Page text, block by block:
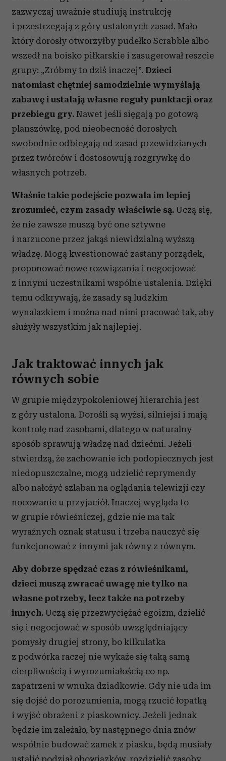
zazwyczaj uważnie studiują instrukcję
i przestrzegają z góry ustalonych zasad. Mało
który dorosły otworzyłby pudełko Scrabble albo
wszedł na boisko piłkarskie i zasugerował reszcie
grupy: „Zróbmy to dziś inaczej”. Dzieci
natomiast chętniej samodzielnie wymyślają
zabawę i ustalają własne reguły punktacji oraz
przebiegu gry. Nawet jeśli sięgają po gotową
planszówkę, pod nieobecność dorosłych
swobodnie odbiegają od zasad przewidzianych
przez twórców i dostosowują rozgrywkę do
własnych potrzeb.
Właśnie takie podejście pozwala im lepiej
zrozumieć, czym zasady właściwie są. Uczą się,
że nie zawsze muszą być one sztywne
i narzucone przez jakąś niewidzialną wyższą
władzę. Mogą kwestionować zastany porządek,
proponować nowe rozwiązania i negocjować
z innymi uczestnikami wspólne ustalenia. Dzięki
temu odkrywają, że zasady są ludzkim
wynalazkiem i można nad nimi pracować tak, aby
służyły wszystkim jak najlepiej.
Jak traktować innych jak
równych sobie
W grupie międzypokoleniowej hierarchia jest
z góry ustalona. Dorośli są wyżsi, silniejsi i mają
kontrolę nad zasobami, dlatego w naturalny
sposób sprawują władzę nad dziećmi. Jeżeli
stwierdzą, że zachowanie ich podopiecznych jest
niedopuszczalne, mogą udzielić reprymendy
albo nałożyć szlaban na oglądania telewizji czy
nocowanie u przyjaciół. Inaczej wygląda to
w grupie rówieśniczej, gdzie nie ma tak
wyraźnych oznak statusu i trzeba nauczyć się
funkcjonować z innymi jak równy z równym.
Aby dobrze spędzać czas z rówieśnikami,
dzieci muszą zwracać uwagę nie tylko na
własne potrzeby, lecz także na potrzeby
innych. Uczą się przezwyciężać egoizm, dzielić
się i negocjować w sposób uwzględniający
pomysły drugiej strony, bo kilkulatka
z podwórka raczej nie wykaże się taką samą
cierpliwością i wyrozumiałością co np.
zapatrzeni w wnuka dziadkowie. Gdy nie uda im
się dojść do porozumienia, mogą rzucić łopatką
i wyjść obrażeni z piaskownicy. Jeżeli jednak
będzie im zależało, by następnego dnia znów
wspólnie budować zamek z piasku, będą musiały
ustalić podział obowiązków, rozdzielić zasoby